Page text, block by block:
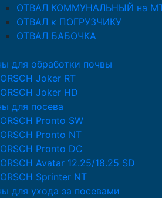
ОТВАЛ КОММУНАЛЬНЫЙ на
ОТВАЛ к ПОГРУЗЧИКУ
ОТВАЛ БАБОЧКА
для обработки почвы
Joker RT
Joker HD
для посева
Pronto SW
Pronto NT
Pronto DC
Avatar 12.25/18.25 SD
Sprinter NT
для ухода за посевами